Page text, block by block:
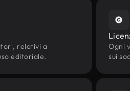
relativi a
editoriale.
Ogni
sui